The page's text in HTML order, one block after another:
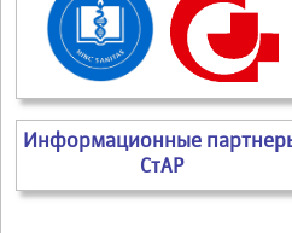
Информационные
СтАР